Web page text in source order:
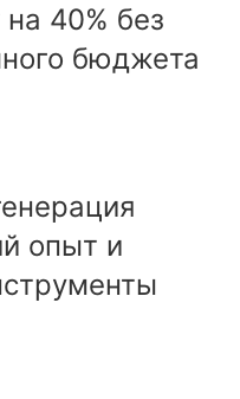
40% без
бюджета
опыт и